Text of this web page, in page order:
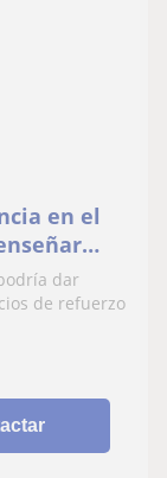
en el
dar
de refuerzo